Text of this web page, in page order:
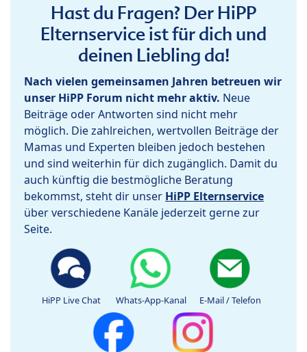
Hast du Fragen? Der HiPP
Elternservice ist für dich und
deinen Liebling da!
Nach vielen gemeinsamen Jahren betreuen wir
unser HiPP Forum nicht mehr aktiv. Neue
Beiträge oder Antworten sind nicht mehr
möglich. Die zahlreichen, wertvollen Beiträge der
Mamas und Experten bleiben jedoch bestehen
und sind weiterhin für dich zugänglich. Damit du
auch künftig die bestmögliche Beratung
bekommst, steht dir unser HiPP Elternservice
über verschiedene Kanäle jederzeit gerne zur
Seite.
HiPP Live Chat Whats-App-Kanal E-Mail / Telefon